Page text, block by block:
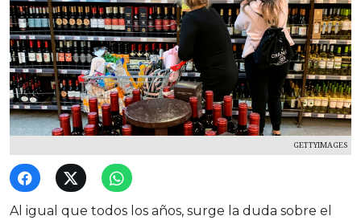
GETTYIMAGES
Al igual que todos los años, surge la duda sobre el